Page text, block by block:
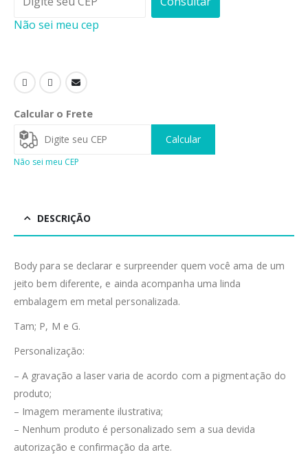
Não sei meu cep
Calcular o Frete
Calcular
Não sei meu CEP
DESCRIÇÃO
Body para se declarar e surpreender quem você ama de um
jeito bem diferente, e ainda acompanha uma linda
embalagem em metal personalizada.
Tam; P, M e G.
Personalização:
– A gravação a laser varia de acordo com a pigmentação do
produto;
– Imagem meramente ilustrativa;
– Nenhum produto é personalizado sem a sua devida
autorização e confirmação da arte.